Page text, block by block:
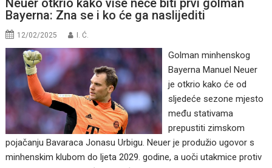
Bayerna: Zna se i ko će ga naslijediti
12/02/2025 I. Ć.
Golman minhenskog
Bayerna Manuel Neuer
je otkrio kako će od
sljedeće sezone mjesto
među stativama
prepustiti zimskom
pojačanju Bavaraca Jonasu Urbigu. Neuer je produžio ugovor s
minhenskim klubom do ljeta 2029. godine, a uoči utakmice protiv